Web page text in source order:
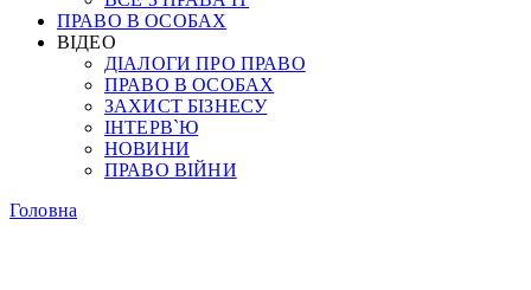
ПРАВО В ОСОБАХ
ВІДЕО
ДІАЛОГИ ПРО ПРАВО
ПРАВО В ОСОБАХ
ЗАХИСТ БІЗНЕСУ
ІНТЕРВ`Ю
НОВИНИ
ПРАВО ВІЙНИ
Головна